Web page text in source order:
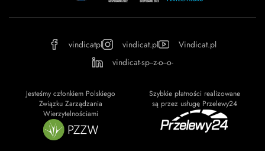
vindicatpl vindicat.pl
Vindicat.pl
vindicat-sp--z-o--o-
Jesteśmy członkiem Polskiego
Związku Zarządzania
Wierzytelnościami
Szybkie płatności realizowane
są przez usługę Przelewy24